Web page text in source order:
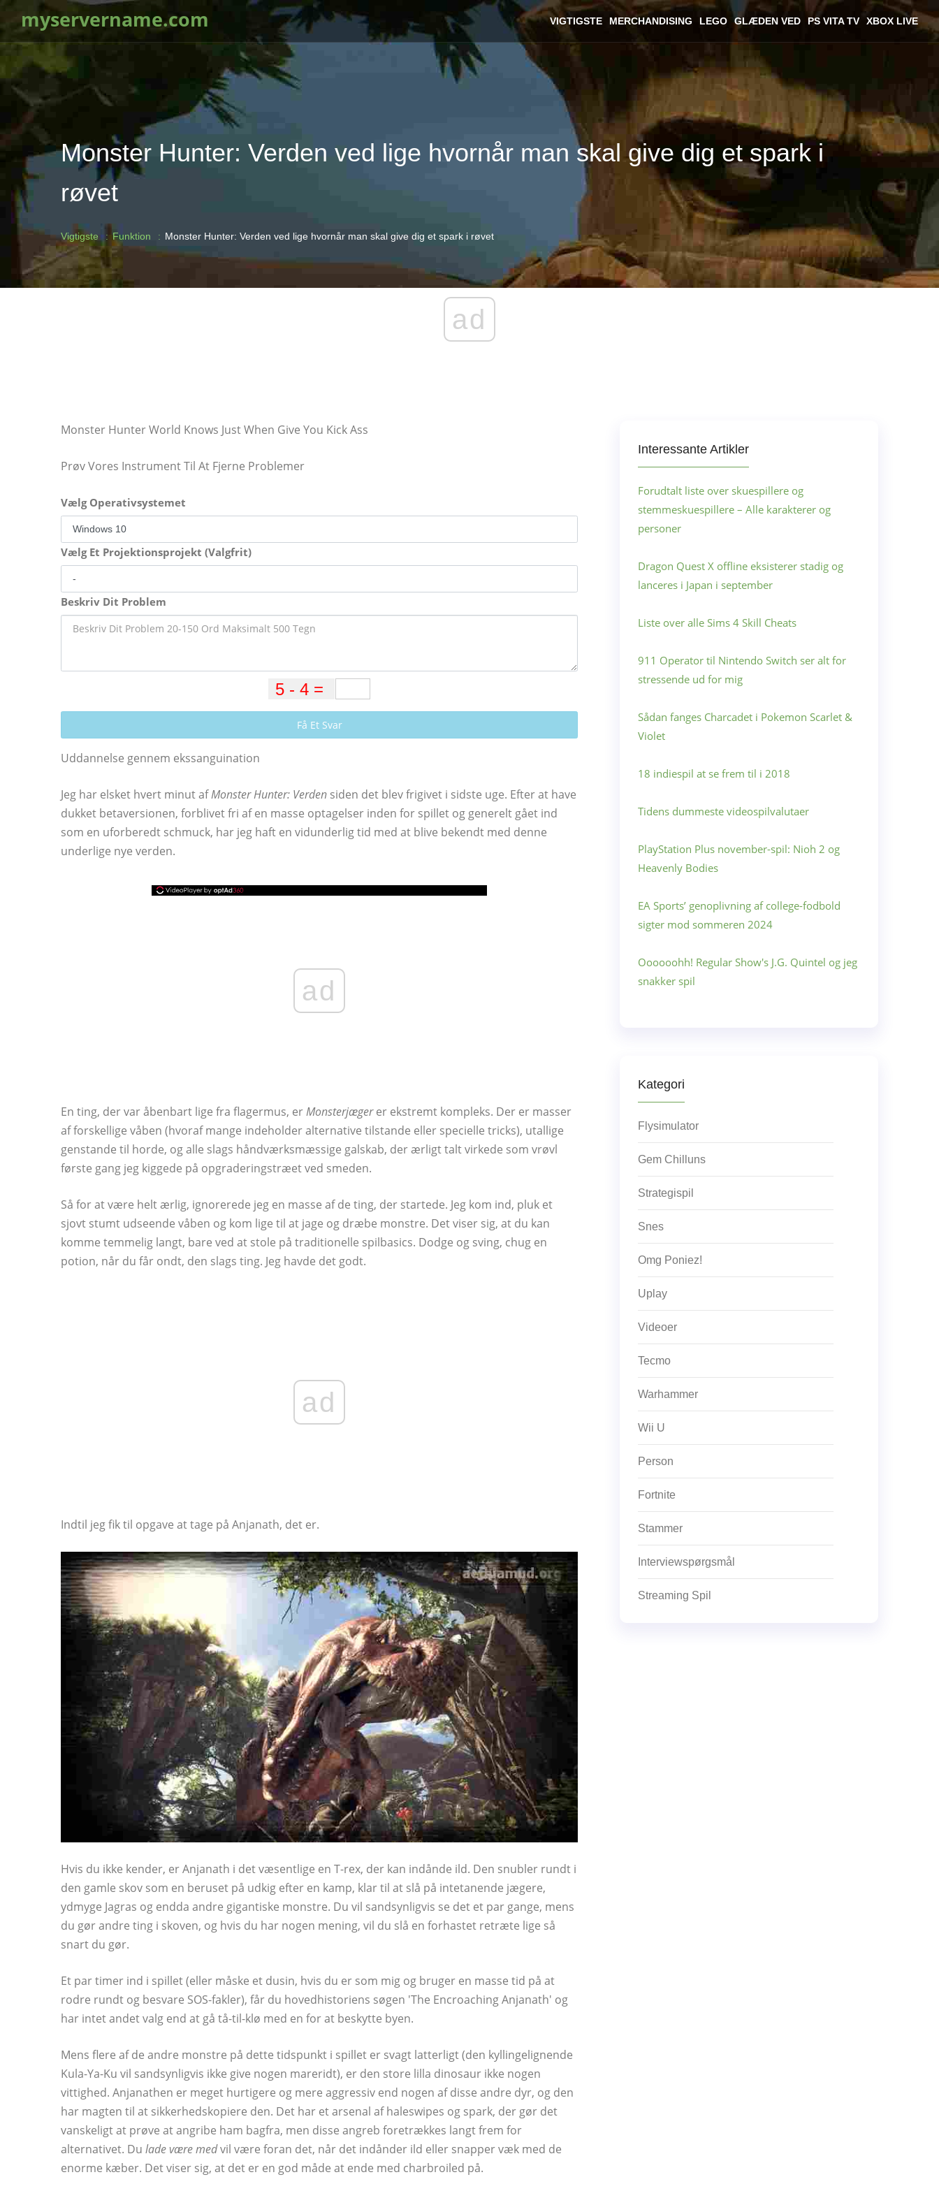
myservername.com VIGTIGSTE MERCHANDISING LEGO GLÆDEN VED PS VITA TV XBOX LIVE
Monster Hunter: Verden ved lige hvornår man skal give dig et spark i
røvet
Vigtigste Funktion Monster Hunter: Verden ved lige hvornår man skal give dig et spark i røvet
ad
Monster Hunter World Knows Just When Give You Kick Ass
Prøv Vores Instrument Til At Fjerne Problemer
Vælg Operativsystemet
Vælg Et Projektionsprojekt (Valgfrit)
Beskriv Dit Problem
Få Et Svar
Uddannelse gennem ekssanguination
Jeg har elsket hvert minut afMonster Hunter: Verden siden det blev frigivet i sidste uge. Efter at have
dukket betaversionen, forblivet fri af en masse optagelser inden for spillet og generelt gået ind
som en uforberedt schmuck, har jeg haft en vidunderlig tid med at blive bekendt med denne
underlige nye verden.
ad
En ting, der var åbenbart lige fra flagermus, erMonsterjægerer ekstremt kompleks. Der er masser
af forskellige våben (hvoraf mange indeholder alternative tilstande eller specielle tricks), utallige
genstande til horde, og alle slags håndværksmæssige galskab, der ærligt talt virkede som vrøvl
første gang jeg kiggede på opgraderingstræet ved smeden.
Så for at være helt ærlig, ignorerede jeg en masse af de ting, der startede. Jeg kom ind, pluk et
sjovt stumt udseende våben og kom lige til at jage og dræbe monstre. Det viser sig, at du kan
komme temmelig langt, bare ved at stole på traditionelle spilbasics. Dodge og sving, chug en
potion, når du får ondt, den slags ting. Jeg havde det godt.
ad
Indtil jeg fik til opgave at tage på Anjanath, det er.
Hvis du ikke kender, er Anjanath i det væsentlige en T-rex, der kan indånde ild. Den snubler rundt i
den gamle skov som en beruset på udkig efter en kamp, ​​klar til at slå på intetanende jægere,
ydmyge Jagras og endda andre gigantiske monstre. Du vil sandsynligvis se det et par gange, mens
du gør andre ting i skoven, og hvis du har nogen mening, vil du slå en forhastet retræte lige så
snart du gør.
Et par timer ind i spillet (eller måske et dusin, hvis du er som mig og bruger en masse tid på at
rodre rundt og besvare SOS-fakler), får du hovedhistoriens søgen 'The Encroaching Anjanath' og
har intet andet valg end at gå tå-til-klø med en for at beskytte byen.
Mens flere af de andre monstre på dette tidspunkt i spillet er svagt latterligt (den kyllingelignende
Kula-Ya-Ku vil sandsynligvis ikke give nogen mareridt), er den store lilla dinosaur ikke nogen
vittighed. Anjanathen er meget hurtigere og mere aggressiv end nogen af ​​disse andre dyr, og den
har magten til at sikkerhedskopiere den. Det har et arsenal af haleswipes og spark, der gør det
vanskeligt at prøve at angribe ham bagfra, men disse angreb foretrækkes langt frem for
alternativet. Du lade være medvil være foran det, når det indånder ild eller snapper væk med de
enorme kæber. Det viser sig, at det er en god måde at ende med charbroiled på.
Interessante Artikler
Forudtalt liste over skuespillere og
stemmeskuespillere – Alle karakterer og
personer
Dragon Quest X offline eksisterer stadig og
lanceres i Japan i september
Liste over alle Sims 4 Skill Cheats
911 Operator til Nintendo Switch ser alt for
stressende ud for mig
Sådan fanges Charcadet i Pokemon Scarlet &
Violet
18 indiespil at se frem til i 2018
Tidens dummeste videospilvalutaer
PlayStation Plus november-spil: Nioh 2 og
Heavenly Bodies
EA Sports’ genoplivning af college-fodbold
sigter mod sommeren 2024
Oooooohh! Regular Show's J.G. Quintel og jeg
snakker spil
Kategori
Flysimulator
Gem Chilluns
Strategispil
Snes
Omg Poniez!
Uplay
Videoer
Tecmo
Warhammer
Wii U
Person
Fortnite
Stammer
Interviewspørgsmål
Streaming Spil